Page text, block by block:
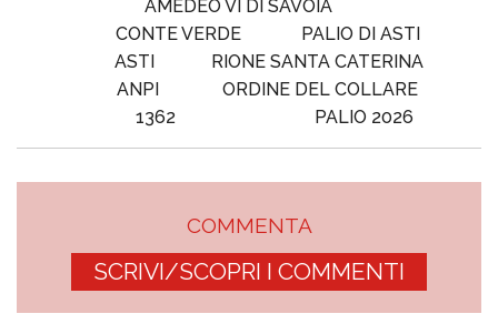
AMEDEO VI DI SAVOIA
CONTE VERDE
PALIO DI ASTI
ASTI
RIONE SANTA CATERINA
ANPI
ORDINE DEL COLLARE
1362
PALIO 2026
COMMENTA
SCRIVI/SCOPRI I COMMENTI